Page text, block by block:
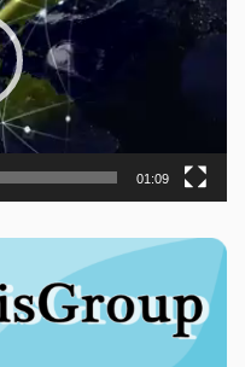
01:09